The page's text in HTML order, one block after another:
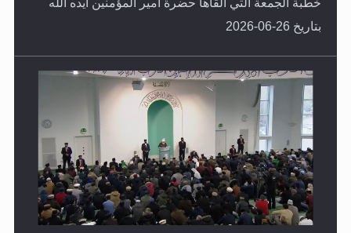
خطبة الجمعة التي ألقاها حضرة أمير المؤمنين أيده الله